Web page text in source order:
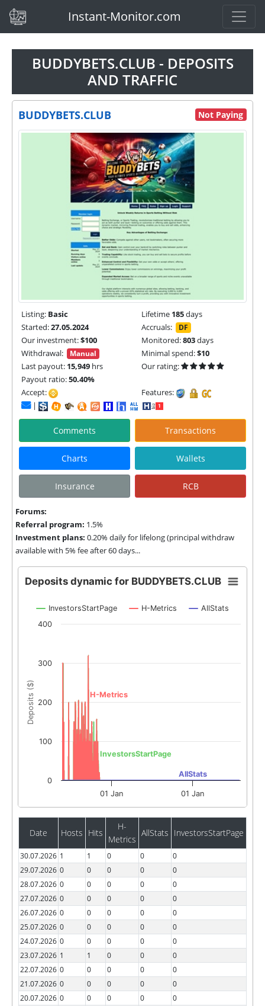
(current)Instant-Monitor.com
BUDDYBETS.CLUB - DEPOSITS
AND TRAFFIC
BUDDYBETS.CLUB Not Paying
Listing: Basic Lifetime 185days
Started:27.05.2024 Accruals: DF
Our investment:$100 Monitored:803days
Withdrawal:
Manual Minimal spend:$10
Last payout: 15,949 hrs
Our rating:
Payout ratio:50.40%
Accept:
Features:
|
Comments Transactions
Charts Wallets
Insurance RCB
Forums:
Referral program: 1.5%
Investment plans: 0.20% daily for lifelong (principal withdraw
available with 5% fee after 60 days...
Deposits ($)
InvestorsStartPage
H-Metrics
AllStats
Deposits dynamic for BUDDYBETS.CLUB
InvestorsStartPage H-Metrics AllStats
01 Jan 01 Jan
0
100
200
300
400
Date Hosts Hits
H-
Metrics
AllStats InvestorsStartPage
30.07.2026 1 1 0 0
0
29.07.2026 0 0 0 0
0
28.07.2026 0 0 0 0
0
27.07.2026 0 0 0 0
0
26.07.2026 0 0 0 0
0
25.07.2026 0 0 0 0
0
24.07.2026 0 0 0 0
0
23.07.2026 1 1 0 0
0
22.07.2026 0 0 0 0
0
21.07.2026 0 0 0 0
0
20.07.2026 0 0 0 0
0